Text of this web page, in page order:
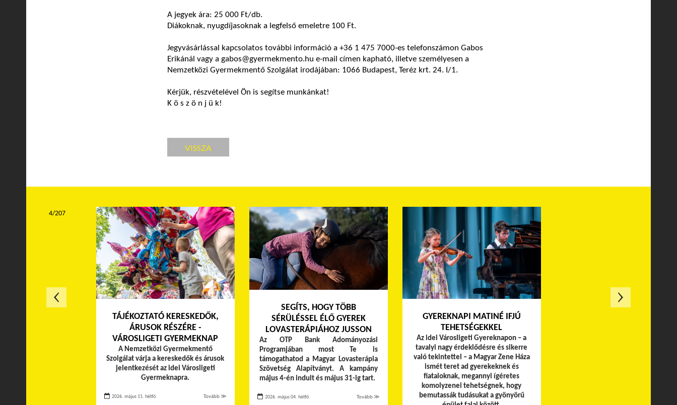
A jegyek ára: 25 000 Ft/db.
Diákoknak, nyugdíjasoknak a legfelső emeletre 100 Ft.
Jegyvásárlással kapcsolatos további információ a +36 1 475 7000-es telefonszámon Gabos
Erikánál vagy a gabos@gyermekmento.hu e-mail címen kapható, illetve személyesen a
Nemzetközi Gyermekmentő Szolgálat irodájában: 1066 Budapest, Teréz krt. 24. I/1.
Kérjük, részvételével Ön is segítse munkánkat!
K ö s z ö n j ü k!
VISSZA
TÁJÉKOZTATÓ KERESKEDŐK,
ÁRUSOK RÉSZÉRE -
VÁROSLIGETI GYERMEKNAP
A Nemzetközi Gyermekmentő
Szolgálat várja a kereskedők és árusok
jelentkezését az idei Városligeti
Gyermeknapra.
2026. május 11. hétfő Tovább ≫
SEGÍTS, HOGY TÖBB
SÉRÜLÉSSEL ÉLŐ GYEREK
LOVASTERÁPIÁHOZ JUSSON
Az OTP Bank Adományozási
Programjában most Te is
támogathatod a Magyar Lovasterápia
Szövetség Alapítványt. A kampány
május 4-én indult és május 31-ig tart.
2026. május 04. hétfő Tovább ≫
GYEREKNAPI MATINÉ IFJÚ
TEHETSÉGEKKEL
Az idei Városligeti Gyereknapon – a
tavalyi nagy érdeklődésre és sikerre
való tekintettel – a Magyar Zene Háza
ismét teret ad gyerekeknek és
fiataloknak, megannyi ígéretes
komolyzenei tehetségnek, hogy
bemutassák tudásukat a gyönyörű
4/207